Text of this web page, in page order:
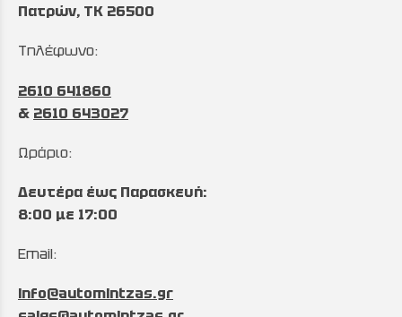
Πατρών, TK 26500
Τηλέφωνο:
2610 641860
& 2610 643027
Ωράριο:
Δευτέρα έως Παρασκευή:
8:00 με 17:00
Email:
info@automintzas.gr